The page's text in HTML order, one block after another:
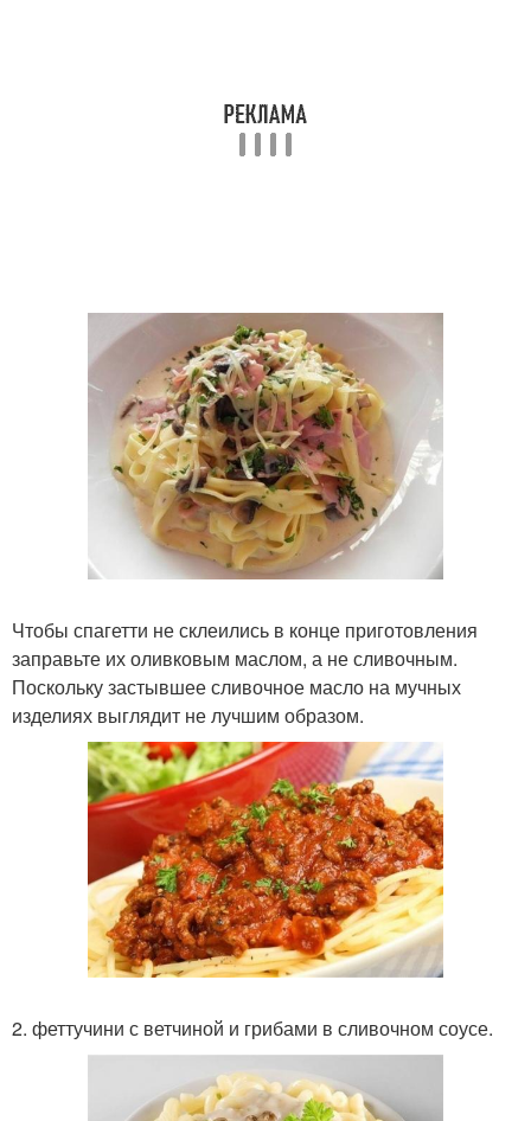
Чтобы спагетти не склеились в конце приготовления
заправьте их оливковым маслом, а не сливочным.
Поскольку застывшее сливочное масло на мучных
изделиях выглядит не лучшим образом.
2. феттучини с ветчиной и грибами в сливочном соусе.